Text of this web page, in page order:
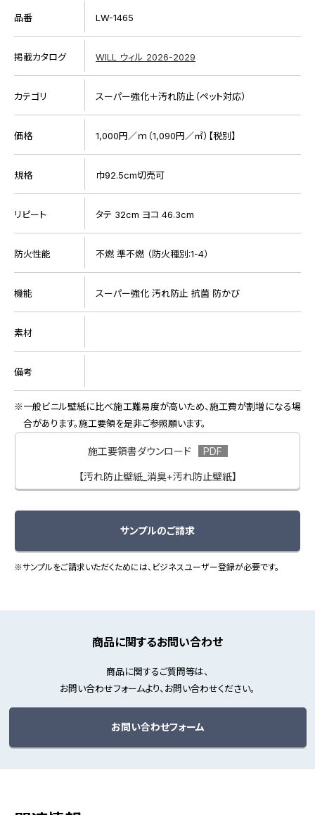
品番 LW-1465
掲載カタログ WILL ウィル 2026-2029
カテゴリ スーパー強化＋汚れ防止（ペット対応）
価格 1,000円／ｍ（1,090円／㎡）【税別】
規格 巾92.5cm切売可
リピート タテ 32cm ヨコ 46.3cm
防火性能 不燃 準不燃 （防火種別:1-4）
機能 スーパー強化 汚れ防止 抗菌 防かび
素材
備考
一般ビニル壁紙に比べ施工難易度が高いため、施工費が割増になる場
合があります。施工要領を是非ご参照願います。
施工要領書ダウンロード
【汚れ防止壁紙_消臭+汚れ防止壁紙】
サンプルのご請求
※サンプルをご請求いただくためには、ビジネスユーザー登録が必要です。
商品に関するお問い合わせ
商品に関するご質問等は、
お問い合わせフォームより、お問い合わせください。
お問い合わせフォーム